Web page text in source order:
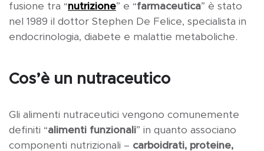
fusione tra “nutrizione” e “farmaceutica” è stato
nel 1989 il dottor Stephen De Felice, specialista in
endocrinologia, diabete e malattie metaboliche.
Cos’è un nutraceutico
Gli alimenti nutraceutici vengono comunemente
definiti “alimenti funzionali” in quanto associano
componenti nutrizionali – carboidrati, proteine,